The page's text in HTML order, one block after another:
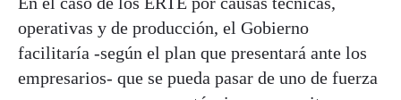
operativas y de producción, el Gobierno
facilitaría -según el plan que presentará ante los
empresarios- que se pueda pasar de uno de fuerza